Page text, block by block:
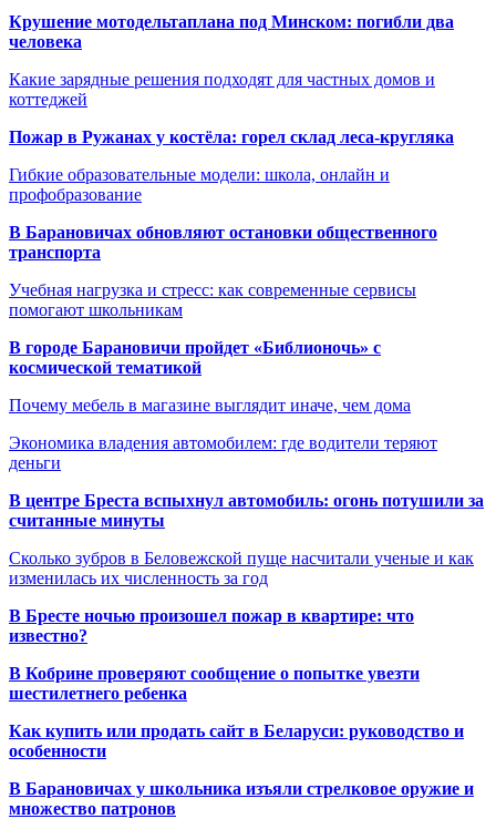
Крушение мотодельтаплана под Минском: погибли два
человека
Какие зарядные решения подходят для частных домов и
коттеджей
Пожар в Ружанах у костёла: горел склад леса-кругляка
Гибкие образовательные модели: школа, онлайн и
профобразование
В Барановичах обновляют остановки общественного
транспорта
Учебная нагрузка и стресс: как современные сервисы
помогают школьникам
В городе Барановичи пройдет «Библионочь» с
космической тематикой
Почему мебель в магазине выглядит иначе, чем дома
Экономика владения автомобилем: где водители теряют
деньги
В центре Бреста вспыхнул автомобиль: огонь потушили за
считанные минуты
Сколько зубров в Беловежской пуще насчитали ученые и как
изменилась их численность за год
В Бресте ночью произошел пожар в квартире: что
известно?
В Кобрине проверяют сообщение о попытке увезти
шестилетнего ребенка
Как купить или продать сайт в Беларуси: руководство и
особенности
В Барановичах у школьника изъяли стрелковое оружие и
множество патронов